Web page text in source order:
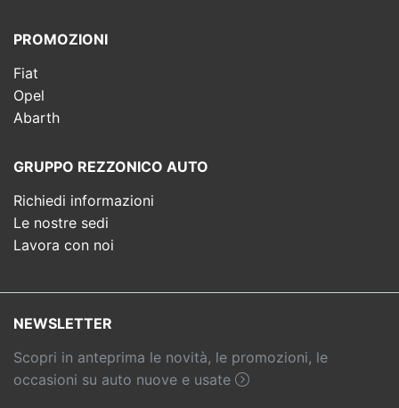
PROMOZIONI
Fiat
Opel
Abarth
GRUPPO REZZONICO AUTO
Richiedi informazioni
Le nostre sedi
Lavora con noi
NEWSLETTER
Scopri in anteprima le novità, le promozioni, le
occasioni su auto nuove e usate